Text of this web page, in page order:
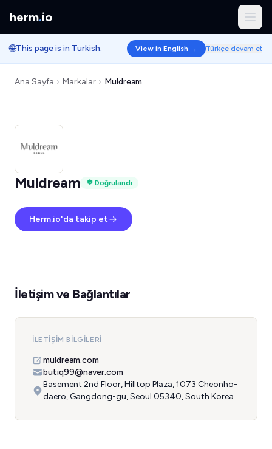
herm.io
🌐This page is in Turkish. View in English → Türkçe devam et
Ana Sayfa Markalar Muldream
Muldream Doğrulandı
Herm.io'da takip et
İletişim ve Bağlantılar
İLETIŞIM BILGILERI
muldream.com
butiq99@naver.com
Basement 2nd Floor, Hilltop Plaza, 1073 Cheonho-
daero, Gangdong-gu, Seoul 05340, South Korea